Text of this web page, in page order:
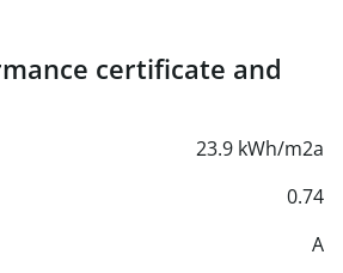
certificate and
23.9 kWh/m2a
0.74
A